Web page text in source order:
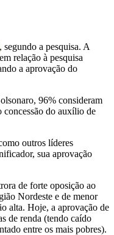
, segundo a pesquisa. A
relação à pesquisa
a aprovação do
96% consideram
concessão do auxílio de
outros líderes
sua aprovação
de forte oposição ao
Nordeste e de menor
alta. Hoje, a aprovação de
de renda (tendo caído
entre os mais pobres).